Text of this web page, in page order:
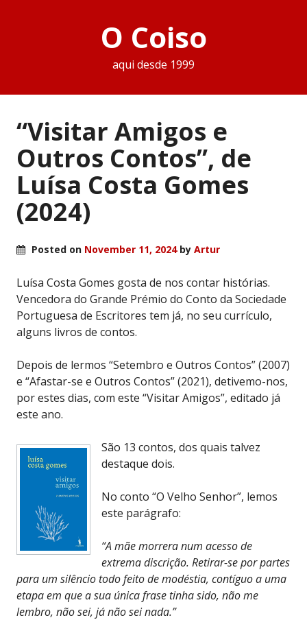
O Coiso
aqui desde 1999
“Visitar Amigos e
Outros Contos”, de
Luísa Costa Gomes
(2024)
Posted on November 11, 2024by Artur
Luísa Costa Gomes gosta de nos contar histórias.
Vencedora do Grande Prémio do Conto da Sociedade
Portuguesa de Escritores tem já, no seu currículo,
alguns livros de contos.
Depois de lermos “Setembro e Outros Contos” (2007)
e “Afastar-se e Outros Contos” (2021), detivemo-nos,
por estes dias, com este “Visitar Amigos”, editado já
este ano.
São 13 contos, dos quais talvez
destaque dois.
No conto “O Velho Senhor”, lemos
este parágrafo:
“A mãe morrera num acesso de
extrema discrição. Retirar-se por partes
para um silêncio todo feito de modéstia, contíguo a uma
etapa em que a sua única frase tinha sido, não me
lembro, não sei, já não sei nada.”